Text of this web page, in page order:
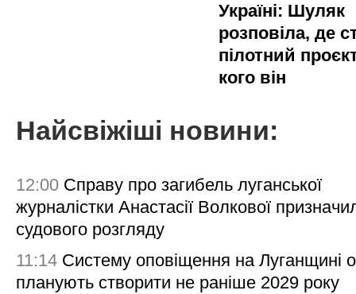
Україні: Шуляк
розповіла, де
пілотний
кого він
Найсвіжіші новини:
12:00 Справу про загибель луганської
журналістки Анастасії Волкової
судового розгляду
11:14 Систему оповіщення на Луганщині
планують створити не раніше 2029 року